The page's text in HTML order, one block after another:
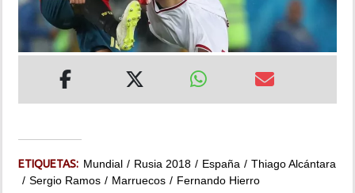
MULTIMEDIA
ETIQUETAS: Mundial Rusia 2018 España
Thiago Alcántara
Sergio Ramos
Marruecos Fernando Hierro